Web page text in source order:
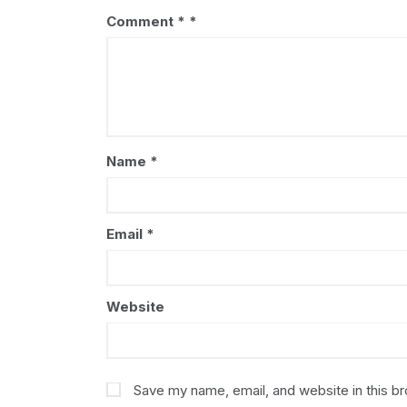
Comment *
Name *
Email *
Website
Save my name, email, and website in this